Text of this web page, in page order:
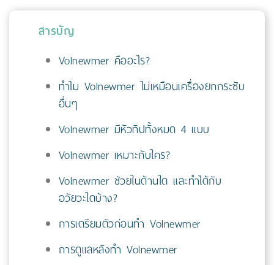
สารบัญ
Volnewmer คืออะไร?
ทำไม Volnewmer ไม่เหมือนเครื่องยกกระชับ
อื่นๆ
Volnewmer มีหัวทิปทั้งหมด 4 แบบ
Volnewmer เหมาะกับใคร?
Volnewmer ช่วยในด้านใด และทำได้กับ
อวัยวะใดบ้าง?
การเตรียมตัวก่อนทำ Volnewmer
การดูแลหลังทำ Volnewmer